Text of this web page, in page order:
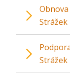
Strážek
Strážek